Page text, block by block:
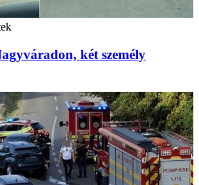
két személy